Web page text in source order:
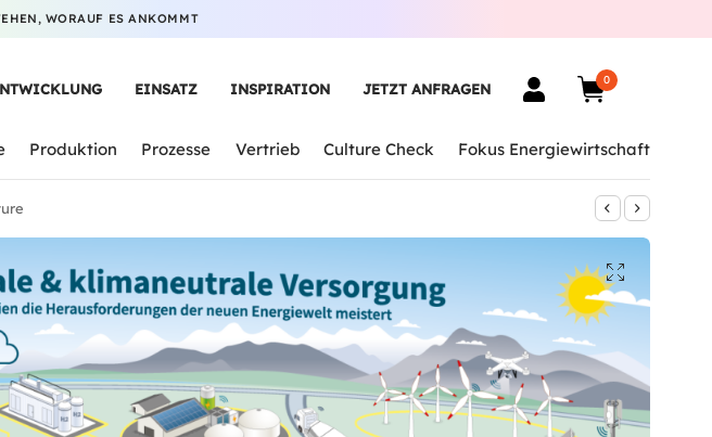
WORAUF ES ANKOMMT
EINSATZ INSPIRATION JETZT ANFRAGEN
0
Produktion Prozesse Vertrieb Culture Check Fokus Energiewirtschaft